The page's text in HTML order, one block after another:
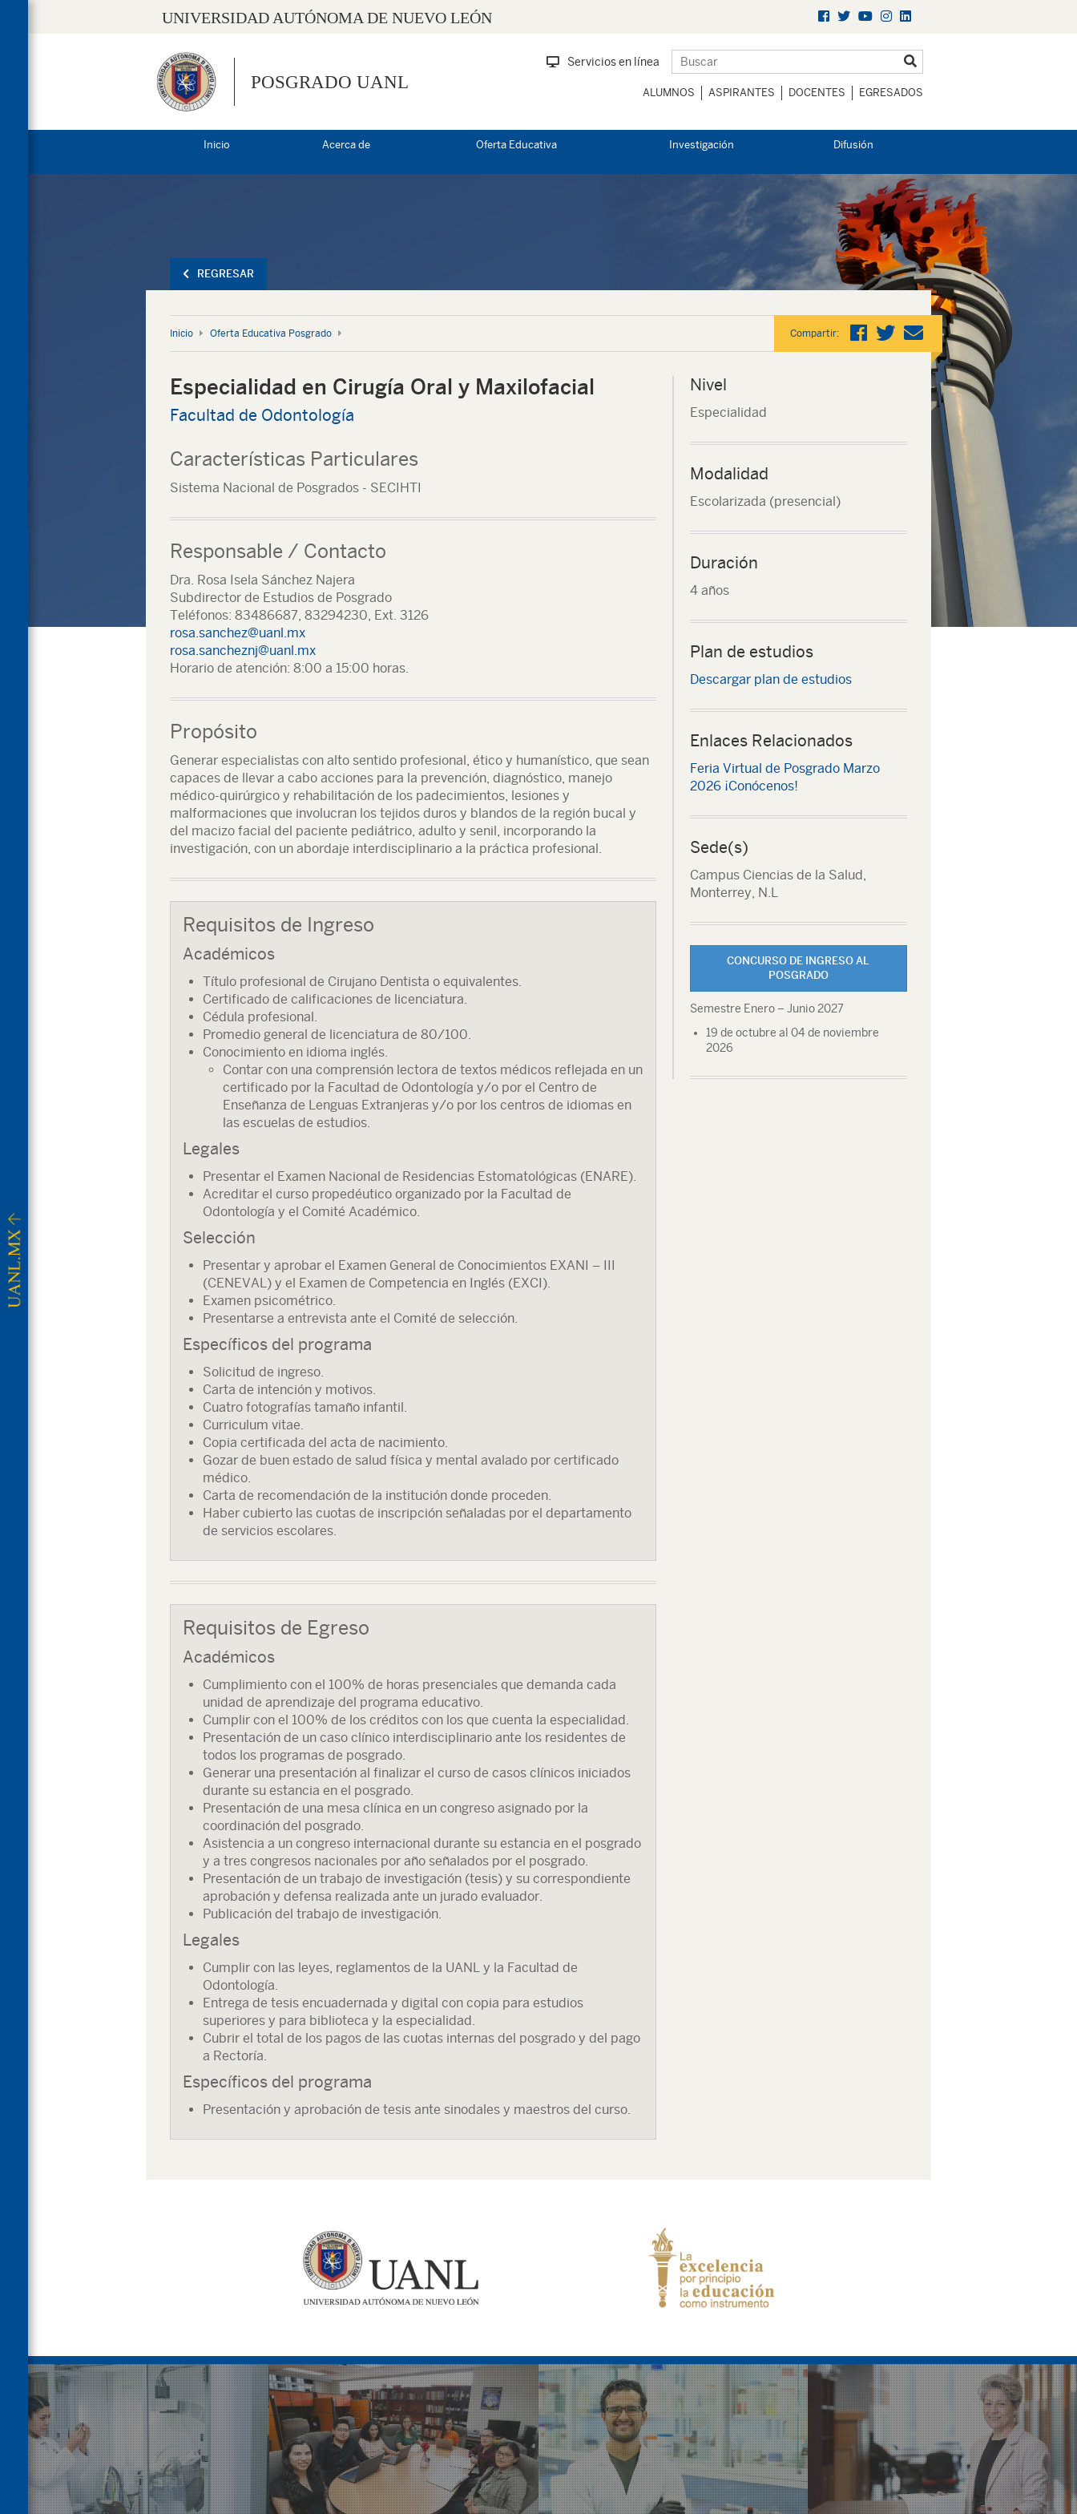
UNIVERSIDAD AUTÓNOMA DE NUEVO LEÓN
POSGRADO UANL
Servicios en línea
ALUMNOS ASPIRANTES DOCENTES EGRESADOS
Inicio Acerca de Oferta Educativa Investigación Difusión
REGRESAR
Inicio Oferta Educativa Posgrado Compartir:
Especialidad en Cirugía Oral y Maxilofacial
Facultad de Odontología
Características Particulares
Sistema Nacional de Posgrados - SECIHTI
Responsable / Contacto
Dra. Rosa Isela Sánchez Najera
Subdirector de Estudios de Posgrado
Teléfonos: 83486687, 83294230, Ext. 3126
rosa.sanchez@uanl.mx
rosa.sancheznj@uanl.mx
Horario de atención: 8:00 a 15:00 horas.
Propósito
Generar especialistas con alto sentido profesional, ético y humanístico, que sean
capaces de llevar a cabo acciones para la prevención, diagnóstico, manejo
médico-quirúrgico y rehabilitación de los padecimientos, lesiones y
malformaciones que involucran los tejidos duros y blandos de la región bucal y
del macizo facial del paciente pediátrico, adulto y senil, incorporando la
investigación, con un abordaje interdisciplinario a la práctica profesional.
Requisitos de Ingreso
Académicos
Título profesional de Cirujano Dentista o equivalentes.
Certificado de calificaciones de licenciatura.
Cédula profesional.
Promedio general de licenciatura de 80/100.
Conocimiento en idioma inglés.
Contar con una comprensión lectora de textos médicos reflejada en un
certificado por la Facultad de Odontología y/o por el Centro de
Enseñanza de Lenguas Extranjeras y/o por los centros de idiomas en
las escuelas de estudios.
Legales
Presentar el Examen Nacional de Residencias Estomatológicas (ENARE).
Acreditar el curso propedéutico organizado por la Facultad de
Odontología y el Comité Académico.
Selección
Presentar y aprobar el Examen General de Conocimientos EXANI – III
(CENEVAL) y el Examen de Competencia en Inglés (EXCI).
Examen psicométrico.
Presentarse a entrevista ante el Comité de selección.
Específicos del programa
Solicitud de ingreso.
Carta de intención y motivos.
Cuatro fotografías tamaño infantil.
Curriculum vitae.
Copia certificada del acta de nacimiento.
Gozar de buen estado de salud física y mental avalado por certificado
médico.
Carta de recomendación de la institución donde proceden.
Haber cubierto las cuotas de inscripción señaladas por el departamento
de servicios escolares.
Requisitos de Egreso
Académicos
Cumplimiento con el 100% de horas presenciales que demanda cada
unidad de aprendizaje del programa educativo.
Cumplir con el 100% de los créditos con los que cuenta la especialidad.
Presentación de un caso clínico interdisciplinario ante los residentes de
todos los programas de posgrado.
Generar una presentación al finalizar el curso de casos clínicos iniciados
durante su estancia en el posgrado.
Presentación de una mesa clínica en un congreso asignado por la
coordinación del posgrado.
Asistencia a un congreso internacional durante su estancia en el posgrado
y a tres congresos nacionales por año señalados por el posgrado.
Presentación de un trabajo de investigación (tesis) y su correspondiente
aprobación y defensa realizada ante un jurado evaluador.
Publicación del trabajo de investigación.
Legales
Cumplir con las leyes, reglamentos de la UANL y la Facultad de
Odontología.
Entrega de tesis encuadernada y digital con copia para estudios
superiores y para biblioteca y la especialidad.
Cubrir el total de los pagos de las cuotas internas del posgrado y del pago
a Rectoría.
Específicos del programa
Presentación y aprobación de tesis ante sinodales y maestros del curso.
Nivel
Especialidad
Modalidad
Escolarizada (presencial)
Duración
4 años
Plan de estudios
Descargar plan de estudios
Enlaces Relacionados
Feria Virtual de Posgrado Marzo
2026 ¡Conócenos!
Sede(s)
Campus Ciencias de la Salud,
Monterrey, N.L
CONCURSO DE INGRESO AL
POSGRADO
Semestre Enero – Junio 2027
19 de octubre al 04 de noviembre
2026